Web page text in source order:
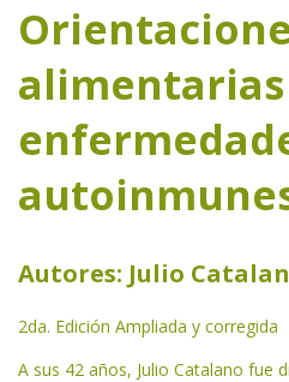
Autores: Julio
2da. Edición Ampliada y corregida
A sus 42 años, Julio Catalano fue